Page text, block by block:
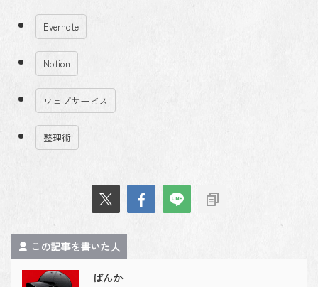
Evernote
Notion
ウェブサービス
整理術
この記事を書いた人
ばんか